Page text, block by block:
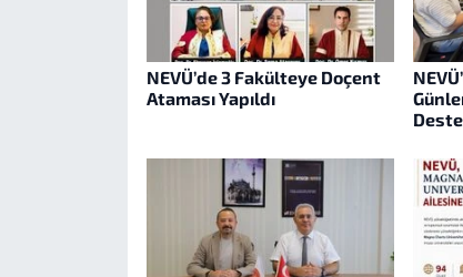
NEVÜ’de 3 Fakülteye Doçent
Ataması Yapıldı